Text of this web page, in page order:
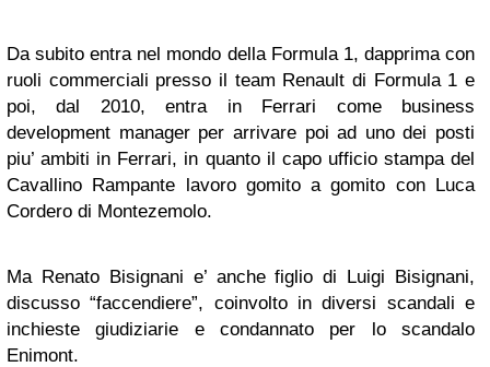
Da subito entra nel mondo della Formula 1, dapprima con
ruoli commerciali presso il team Renault di Formula 1 e
poi, dal 2010, entra in Ferrari come business
development manager per arrivare poi ad uno dei posti
piu’ ambiti in Ferrari, in quanto il capo ufficio stampa del
Cavallino Rampante lavoro gomito a gomito con Luca
Cordero di Montezemolo.
Ma Renato Bisignani e’ anche figlio di Luigi Bisignani,
discusso “faccendiere”, coinvolto in diversi scandali e
inchieste giudiziarie e condannato per lo scandalo
Enimont.